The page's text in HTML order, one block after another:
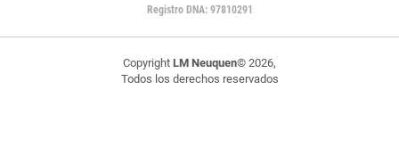
Registro DNA: 97810291
Copyright LM Neuquen© 2026,
Todos los derechos reservados